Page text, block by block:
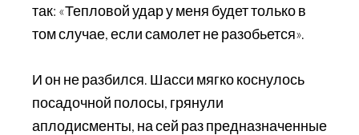
так: «Тепловой удар у меня будет только в
том случае, если самолет не разобьется».
И он не разбился. Шасси мягко коснулось
посадочной полосы, грянули
аплодисменты, на сей раз предназначенные